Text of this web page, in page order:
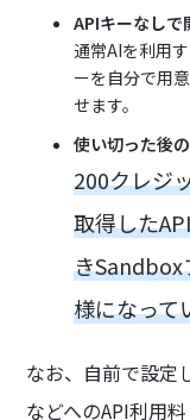
APIキーなしで
通常AIを利用
ーを自分で用
せます。
使い切った後
200クレジ
取得した
きSandbox
様になって
なお、自前で設定
などへのAPI利用